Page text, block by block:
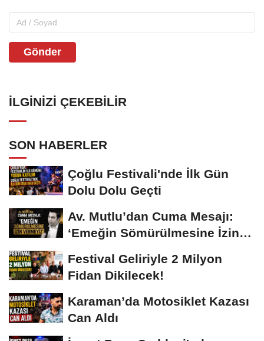
Gönder
İLGINIZI ÇEKEBILIR
SON HABERLER
Çoğlu Festivali'nde İlk Gün
Dolu Dolu Geçti
Av. Mutlu’dan Cuma Mesajı:
‘Emeğin Sömürülmesine İzin
Festival Geliriyle 2 Milyon
Fidan Dikilecek!
Karaman’da Motosiklet Kazası
Can Aldı